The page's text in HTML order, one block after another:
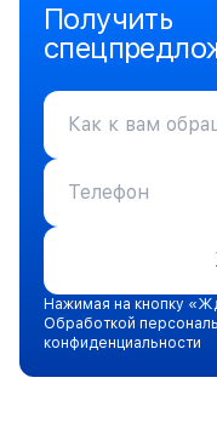
Получить
Нажимая на кнопку
Обработкой
конфиденциальности